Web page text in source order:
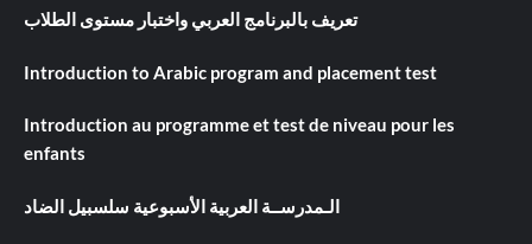
تعريف بالبرنامج العربي واختبار مستوى الطلاب
Introduction to Arabic program and placement test
Introduction au programme et test de niveau pour les
enfants
الـمدرســة العربية الأسبوعية سلسبيل الضاد